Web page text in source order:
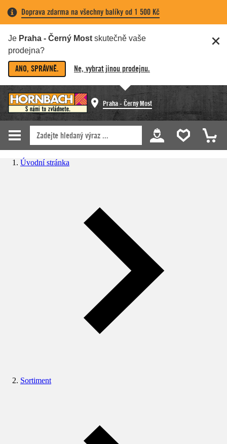
Doprava zdarma na všechny balíky od 1 500 Kč
Je Praha - Černý Most skutečně vaše
prodejna?
ANO, SPRÁVNĚ. Ne, vybrat jinou prodejnu.
Praha - Černý Most
Úvodní stránka
Sortiment